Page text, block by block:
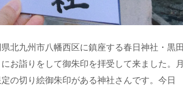
北九州市八幡西区に鎮座する春日神社・黒田
お詣りをして御朱印を拝受して来ました。月
の切り絵御朱印がある神社さんです。今日